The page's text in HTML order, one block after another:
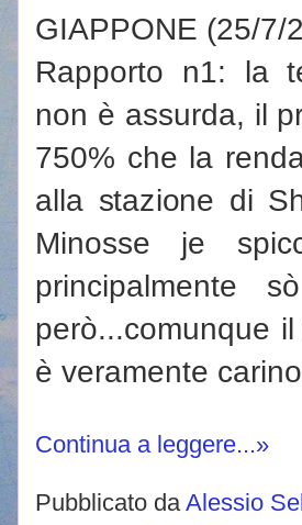
GIAPPONE (25/7/
Rapporto n1: la
non è assurda, il
750% che la
alla stazione di
Minosse je
principalmente
però...comunque
è veramente
Continua a leggere...»
Pubblicato da Alessio